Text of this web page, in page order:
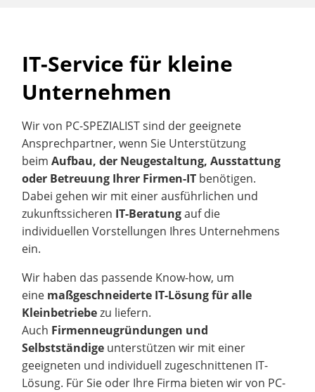
IT-Service für kleine
Unternehmen
Wir von PC-SPEZIALIST sind der geeignete
Ansprechpartner, wenn Sie Unterstützung
beim Aufbau, der Neugestaltung, Ausstattung
oder Betreuung Ihrer Firmen-IT benötigen.
Dabei gehen wir mit einer ausführlichen und
zukunftssicheren IT-Beratungauf die
individuellen Vorstellungen Ihres Unternehmens
ein.
Wir haben das passende Know-how, um
eine maßgeschneiderte IT-Lösung für alle
Kleinbetriebezu liefern.
Auch Firmenneugründungen und
Selbstständige unterstützen wir mit einer
geeigneten und individuell zugeschnittenen IT-
Lösung. Für Sie oder Ihre Firma bieten wir von PC-